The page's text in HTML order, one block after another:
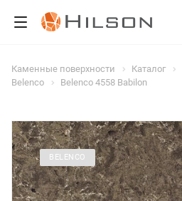
Каменные поверхности Каталог
Belenco
Belenco 4558 Babilon
BELENCO